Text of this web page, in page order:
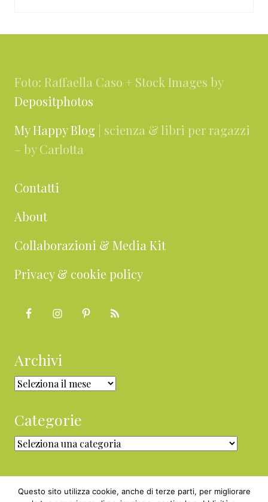
Foto: Raffaella Caso + Stock Images by
Depositphotos
My Happy Blog | scienza & libri per ragazzi
– by Carlotta
Contatti
About
Collaborazioni & Media Kit
Privacy & cookie policy
Archivi
Archivi
Categorie
Categorie
Questo sito utilizza cookie, anche di terze parti, per migliorare